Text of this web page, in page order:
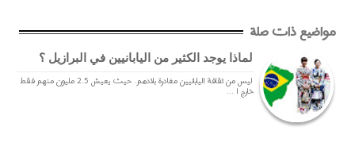
مواضيع ذات صلة
لماذا يوجد الكثير من اليابانيين في البرازيل ؟
ليس من ثقافة اليابانيين مغادرة بلادهم. حيث يعيش 2.5 مليون منهم فقط
خارج ا ...